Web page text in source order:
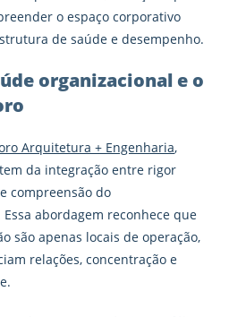
o espaço corporativo
de saúde e desempenho.
organizacional e o
Arquitetura + Engenharia,
da integração entre rigor
compreensão do
abordagem reconhece que
são apenas locais de operação,
relações, concentração e